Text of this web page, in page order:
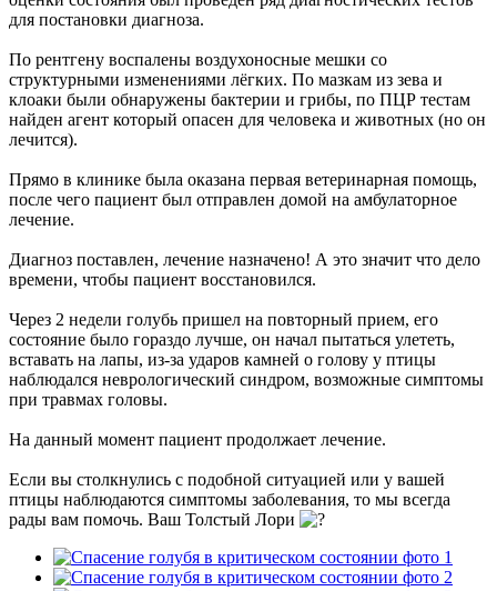
для постановки диагноза.
По рентгену воспалены воздухоносные мешки со
структурными изменениями лёгких. По мазкам из зева и
клоаки были обнаружены бактерии и грибы, по ПЦР тестам
найден агент который опасен для человека и животных (но он
лечится).
Прямо в клинике была оказана первая ветеринарная помощь,
после чего пациент был отправлен домой на амбулаторное
лечение.
Диагноз поставлен, лечение назначено! А это значит что дело
времени, чтобы пациент восстановился.
Через 2 недели голубь пришел на повторный прием, его
состояние было гораздо лучше, он начал пытаться улететь,
вставать на лапы, из-за ударов камней о голову у птицы
наблюдался неврологический синдром, возможные симптомы
при травмах головы.
На данный момент пациент продолжает лечение.
Если вы столкнулись с подобной ситуацией или у вашей
птицы наблюдаются симптомы заболевания, то мы всегда
рады вам помочь. Ваш Толстый Лори